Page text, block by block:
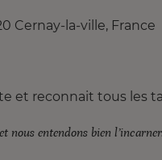
Cernay-la-ville, France
et reconnait tous les
nous entendons bien